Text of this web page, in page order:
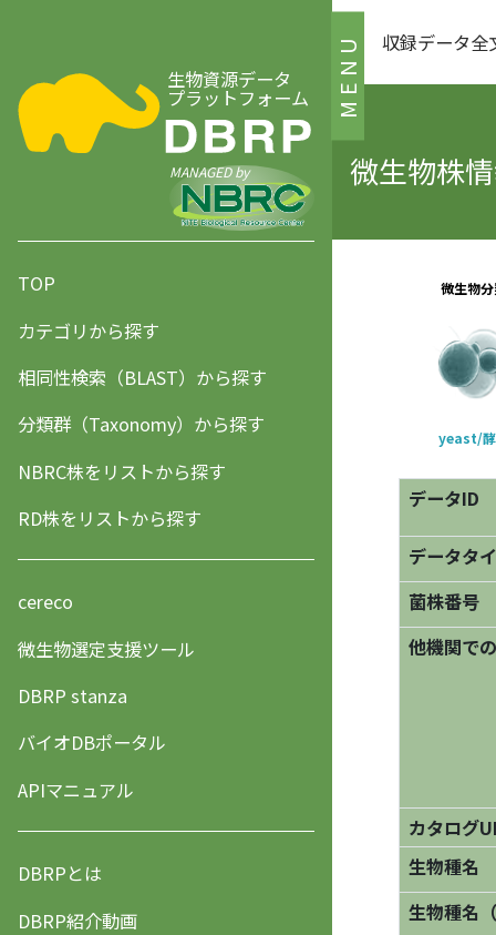
MENU
生物資源データ
プラットフォーム
MANAGED by
TOP
カテゴリから探す
相同性検索（BLAST）から探す
分類群（Taxonomy）から探す
NBRC株をリストから探す
RD株をリストから探す
cereco
微生物選定支援ツール
DBRP stanza
バイオDBポータル
APIマニュアル
DBRPとは
DBRP紹介動画
収録データ全
微生物株
データID
データタ
菌株番号
他機関で
カタログ
生物種名
生物種名